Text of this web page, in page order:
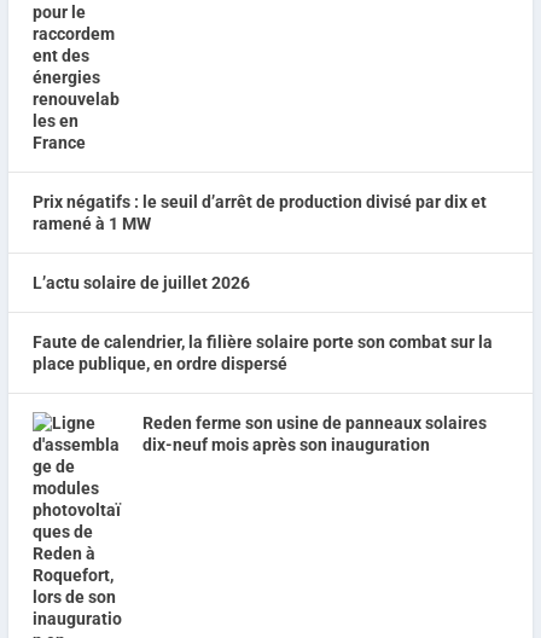
Prix négatifs : le seuil d’arrêt de production divisé par dix et
ramené à 1 MW
L’actu solaire de juillet 2026
Faute de calendrier, la filière solaire porte son combat sur la
place publique, en ordre dispersé
Reden ferme son usine de panneaux solaires
dix-neuf mois après son inauguration